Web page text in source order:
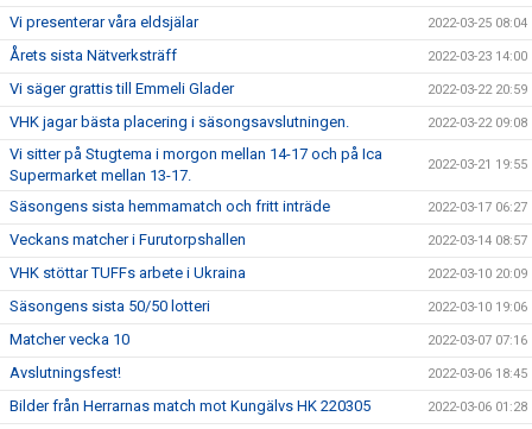
Vi presenterar våra eldsjälar 2022-03-25 08:04
Årets sista Nätverksträff 2022-03-23 14:00
Vi säger grattis till Emmeli Glader 2022-03-22 20:59
VHK jagar bästa placering i säsongsavslutningen. 2022-03-22 09:08
Vi sitter på Stugtema i morgon mellan 14-17 och på Ica
Supermarket mellan 13-17.
2022-03-21 19:55
Säsongens sista hemmamatch och fritt inträde 2022-03-17 06:27
Veckans matcher i Furutorpshallen 2022-03-14 08:57
VHK stöttar TUFFs arbete i Ukraina 2022-03-10 20:09
Säsongens sista 50/50 lotteri 2022-03-10 19:06
Matcher vecka 10 2022-03-07 07:16
Avslutningsfest! 2022-03-06 18:45
Bilder från Herrarnas match mot Kungälvs HK 220305 2022-03-06 01:28